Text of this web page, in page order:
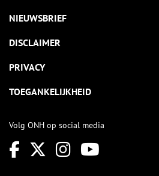
NIEUWSBRIEF
DISCLAIMER
PRIVACY
TOEGANKELIJKHEID
Volg ONH op social media